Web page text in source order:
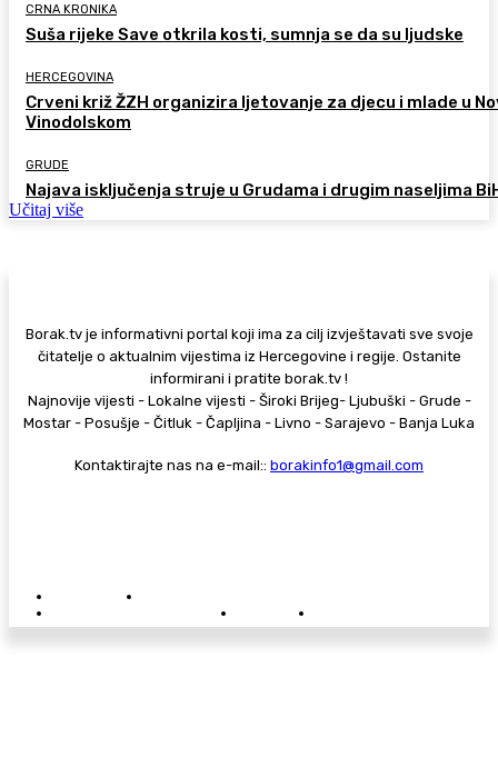
CRNA KRONIKA
Suša rijeke Save otkrila kosti, sumnja se da su ljudske
HERCEGOVINA
Crveni križ ŽZH organizira ljetovanje za djecu i mlade u
Vinodolskom
GRUDE
Najava isključenja struje u Grudama i drugim naseljima
Učitaj više
Borak.tv je informativni portal koji ima za cilj izvještavati sve svoje
čitatelje o aktualnim vijestima iz Hercegovine i regije. Ostanite
informirani i pratite borak.tv !
Najnovije vijesti - Lokalne vijesti - Široki Brijeg- Ljubuški - Grude -
Mostar - Posušje - Čitluk - Čapljina - Livno - Sarajevo - Banja Luka
Kontaktirajte nas na e-mail:: borakinfo1@gmail.com